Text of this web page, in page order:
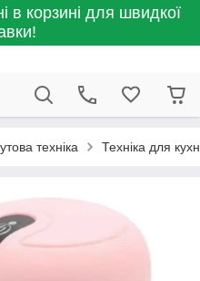
в корзині для швидкої
техніка Техніка для